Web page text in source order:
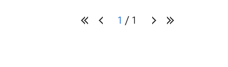
1 1